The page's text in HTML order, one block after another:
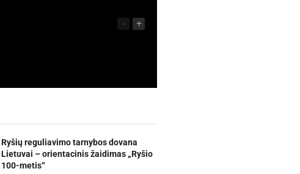
- +
Ryšių reguliavimo tarnybos dovana
Lietuvai – orientacinis žaidimas „Ryšio
100-metis“